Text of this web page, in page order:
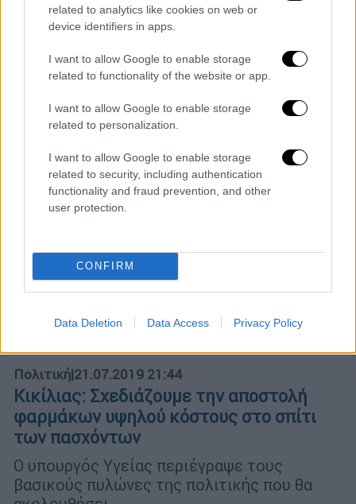
related to analytics like cookies on web or
device identifiers in apps.
I want to allow Google to enable storage
related to functionality of the website or app.
I want to allow Google to enable storage
related to personalization.
I want to allow Google to enable storage
related to security, including authentication
functionality and fraud prevention, and other
user protection.
CONFIRM
Data Deletion Data Access Privacy Policy
Avengers Endgame: Ξεπερνά το Avatar
και γράφει κινηματογραφική Ιστορία
Πολιτική|21.07.2019 21:44
Κικίλιας: Σχεδιάζουμε την αποστολή
φαρμάκων υψηλού κόστους στο σπίτι
των πασχόντων
Ο υπουργός Υγείας περιέγραψε τους
βασικούς πυλώνες της πολιτικής που θα